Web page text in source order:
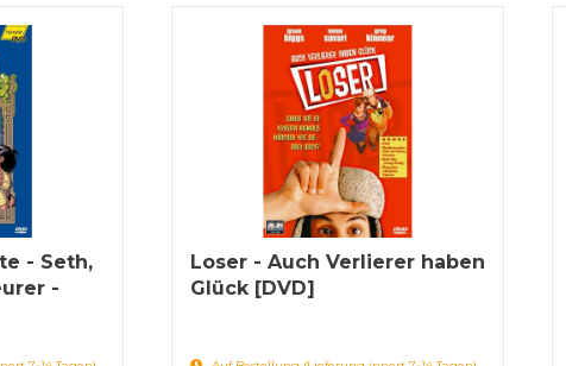
- Seth,
-
Loser - Auch Verlierer haben
Glück [DVD]